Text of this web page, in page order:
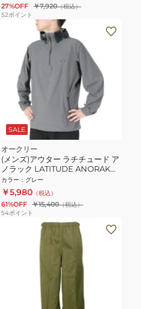
27%OFF ￥7,920（税込）
52ポイント
SALE
オークリー
(メンズ)アウター ラチチュード ア
ノラック LATITUDE ANORAK
FOA404283-25N グレー 撥水 ハ
ーフジップ
カラー ： グレー
￥5,980 （税込）
61%OFF ￥15,400（税込）
54ポイント